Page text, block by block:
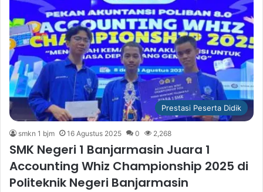
Prestasi Peserta Didik
smkn 1 bjm 16 Agustus 2025 0 2,268
SMK Negeri 1 Banjarmasin Juara 1
Accounting Whiz Championship 2025 di
Politeknik Negeri Banjarmasin